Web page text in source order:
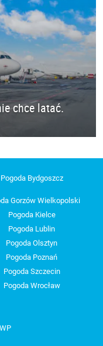
chce latać.
Pogoda Bydgoszcz
Gorzów Wielkopolski
Pogoda Kielce
Pogoda Lublin
Pogoda Olsztyn
Pogoda Poznań
Pogoda Szczecin
Pogoda Wrocław